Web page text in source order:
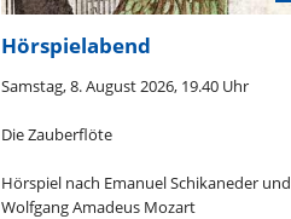
Hörspielabend
Samstag, 8. August 2026, 19.40 Uhr
Die Zauberflöte
Hörspiel nach Emanuel Schikaneder und
Wolfgang Amadeus Mozart